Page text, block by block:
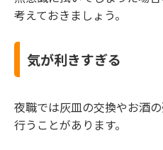
考えておきましょう。
気が利きすぎる
夜職では灰皿の交換やお酒
行うことがあります。